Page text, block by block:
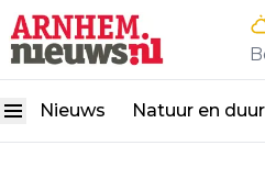
Nieuws Natuur en